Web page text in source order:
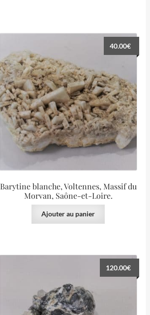
Barytine blanche, Voltennes, Massif du
Morvan, Saône-et-Loire.
40.00€
Ajouter au panier
120.00€